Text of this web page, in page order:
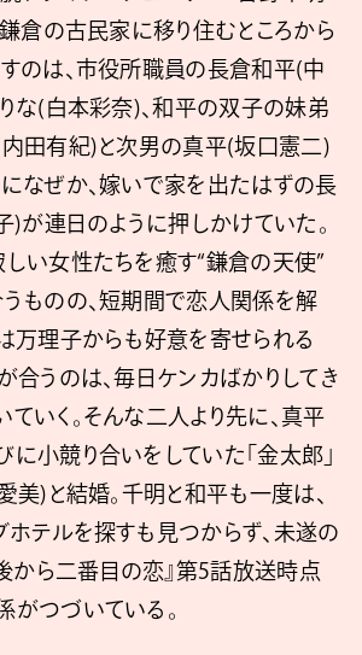
倉の古民家に移り住むところから
のは、市役所職員の長倉和平(中
な(白本彩奈)、和平の双子の妹弟
田有紀)と次男の真平(坂口憲二)
なぜか、嫁いで家を出たはずの長
)が連日のように押しかけていた。
しい女性たちを癒す“鎌倉の天使”
うものの、短期間で恋人関係を解
万理子からも好意を寄せられる
合うのは、毎日ケンカばかりしてき
いく。そんな二人より先に、真平
小競り合いをしていた「金太郎」
美)と結婚。千明と和平も一度は、
テルを探すも見つからず、未遂の
後から二番目の恋』第5話放送時点
がつづいている。